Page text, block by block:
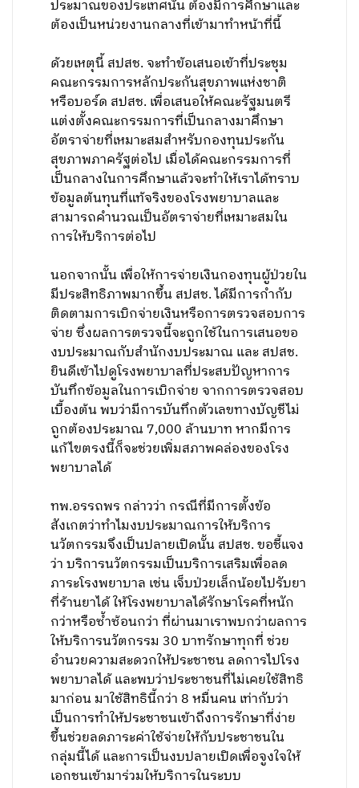
ประมาณของประเทศนั้น ต้องมีการศึกษาและ
ต้องเป็นหน่วยงานกลางที่เข้ามาทำหน้าที่นี้
ด้วยเหตุนี้ สปสช. จะทำข้อเสนอเข้าที่ประชุม
คณะกรรมการหลักประกันสุขภาพแห่งชาติ
หรือบอร์ด สปสช. เพื่อเสนอให้คณะรัฐมนตรี
แต่งตั้งคณะกรรมการที่เป็นกลางมาศึกษา
อัตราจ่ายที่เหมาะสมสำหรับกองทุนประกัน
สุขภาพภาครัฐต่อไป เมื่อได้คณะกรรมการที่
เป็นกลางในการศึกษาแล้วจะทำให้เราได้ทราบ
ข้อมูลต้นทุนที่แท้จริงของโรงพยาบาลและ
สามารถคำนวณเป็นอัตราจ่ายที่เหมาะสมใน
การให้บริการต่อไป
นอกจากนั้น เพื่อให้การจ่ายเงินกองทุนผู้ป่วยใน
มีประสิทธิภาพมากขึ้น สปสช. ได้มีการกำกับ
ติดตามการเบิกจ่ายเงินหรือการตรวจสอบการ
จ่าย ซึ่งผลการตรวจนี้จะถูกใช้ในการเสนอขอ
งบประมาณกับสำนักงบประมาณ และ สปสช.
ยินดีเข้าไปดูโรงพยาบาลที่ประสบปัญหาการ
บันทึกข้อมูลในการเบิกจ่าย จากการตรวจสอบ
เบื้องต้น พบว่ามีการบันทึกตัวเลขทางบัญชีไม่
ถูกต้องประมาณ 7,000 ล้านบาท หากมีการ
แก้ไขตรงนี้ก็จะช่วยเพิ่มสภาพคล่องของโรง
พยาบาลได้
ทพ.อรรถพร กล่าวว่า กรณีที่มีการตั้งข้อ
สังเกตว่าทำไมงบประมาณการให้บริการ
นวัตกรรมจึงเป็นปลายเปิดนั้น สปสช. ขอชี้แจง
ว่า บริการนวัตกรรมเป็นบริการเสริมเพื่อลด
ภาระโรงพยาบาล เช่น เจ็บป่วยเล็กน้อยไปรับยา
ที่ร้านยาได้ ให้โรงพยาบาลได้รักษาโรคที่หนัก
กว่าหรือซ้ำซ้อนกว่า ที่ผ่านมาเราพบกว่าผลการ
ให้บริการนวัตกรรม 30 บาทรักษาทุกที่ ช่วย
อำนวยความสะดวกให้ประชาชน ลดการไปโรง
พยาบาลได้ และพบว่าประชาชนที่ไม่เคยใช้สิทธิ
มาก่อน มาใช้สิทธินี้กว่า 8 หมื่นคน เท่ากับว่า
เป็นการทำให้ประชาชนเข้าถึงการรักษาที่ง่าย
ขึ้นช่วยลดภาระค่าใช้จ่ายให้กับประชาชนใน
กลุ่มนี้ได้ และการเป็นงบปลายเปิดเพื่อจูงใจให้
เอกชนเข้ามาร่วมให้บริการในระบบ